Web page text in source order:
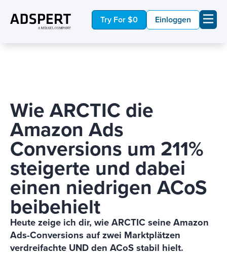
Einloggen
Try For $0
Wie ARCTIC die
Amazon Ads
Conversions um 211%
steigerte und dabei
einen niedrigen ACoS
beibehielt
Heute zeige ich dir, wie ARCTIC seine Amazon
Ads-Conversions auf zwei Marktplätzen
verdreifachte UND den ACoS stabil hielt.